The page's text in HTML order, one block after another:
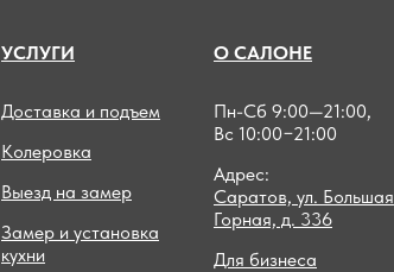
УСЛУГИ
Доставка и подъем
Колеровка
Выезд на замер
Замер и установка
кухни
О САЛОНЕ
Пн-Сб 9:00—21:00,
Вс 10:00−21:00
Адрес:
Саратов, ул. Большая
Горная, д. 336
Для бизнеса